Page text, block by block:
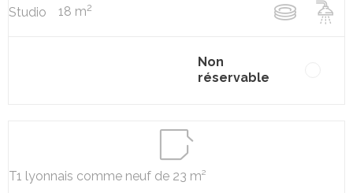
Studio 18 m2
Non
réservable
T1 lyonnais comme neuf de 23 m²